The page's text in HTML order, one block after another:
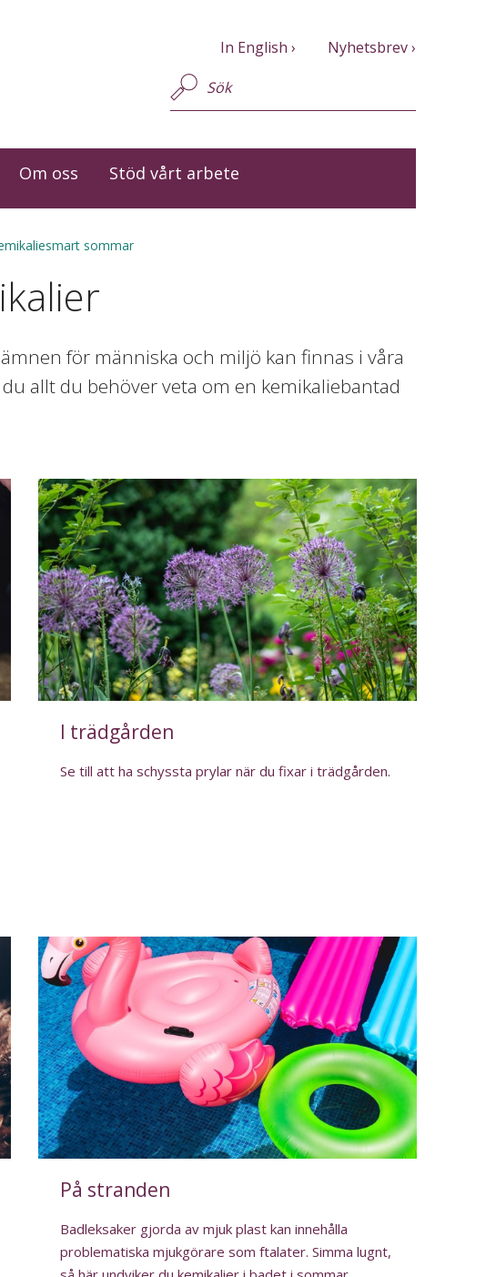
Om oss Stöd vårt arbete
In English Nyhetsbrev
sommar
för människa och miljö kan finnas i våra
allt du behöver veta om en kemikaliebantad
I trädgården
Se till att ha schyssta prylar när du fixar i trädgården.
På stranden
Badleksaker gjorda av mjuk plast kan innehålla
problematiska mjukgörare som ftalater. Simma lugnt,